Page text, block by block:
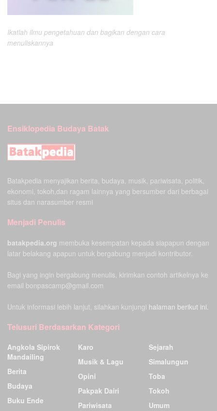
Ikatlah ilmu pengetahuan dan bagikan dengan cara
menuliskannya
Ensiklopedia Budaya Batak
Batakpedia menyajikan berita, budaya, musik, pariwisata, politik,
ekonomi, tokoh,dan ragam lainnya yang bersumber dari berbagai
situs dan narasumber resmi
Menjadi Penulis
batakpedia.org membuka kesempatan kepada siapapun dengan
latar belakang apapun untuk bergabung menjadi kontributor.
Bagi yang ingin bergabung menulis, kirimkan contoh artikelnya ke
email bonpascamp@gmail.com
Untuk informasi lebih lanjut, silahkan kunjungi halaman berikut ini.
Telusuri Berdasarkan Kategori
Angkola Sipirok
Mandailing
Berita
Budaya
Buku Ende
Karo
Musik & Lagu
Opini
Pakpak Dairi
Pariwisata
Sejarah
Simalungun
Toba
Tokoh
Umum